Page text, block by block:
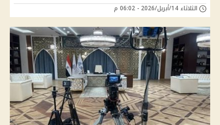
الثلاثاء 14/أبريل/2026 - 06:02 م